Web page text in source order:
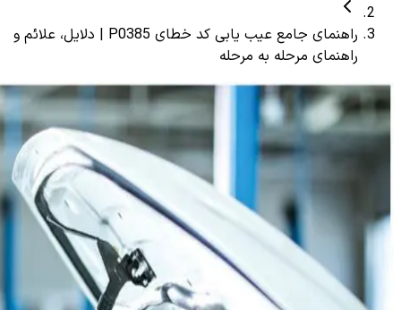
راهنمای جامع عیب یابی کد خطای P0385 | دلایل، علائم و
راهنمای مرحله به مرحله